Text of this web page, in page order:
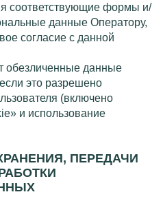
соответствующие формы и/
данные Оператору,
согласие с данной
обезличенные данные
это разрешено
(включено
и использование
ПЕРЕДАЧИ